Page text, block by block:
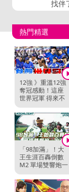
找伴
熱門精選
12強 》重溫12強
奪冠感動！這座
世界冠軍 得來不
易...台灣英雄 ...
「98加滿」！大
王生涯百轟倒數
M2 單場雙響炮一
次看【2026.04....